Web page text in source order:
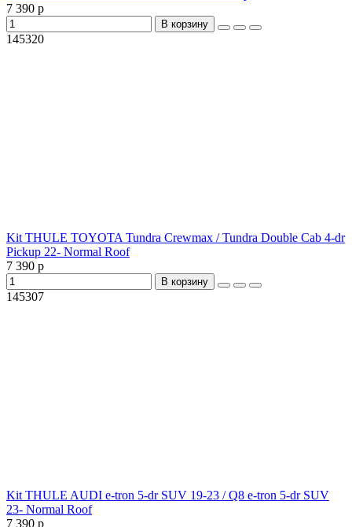
7 390 р
В корзину
145320
Kit THULE TOYOTA Tundra Crewmax / Tundra Double Cab 4-dr
Pickup 22- Normal Roof
7 390 р
В корзину
145307
Kit THULE AUDI e-tron 5-dr SUV 19-23 / Q8 e-tron 5-dr SUV
23- Normal Roof
7 390 р